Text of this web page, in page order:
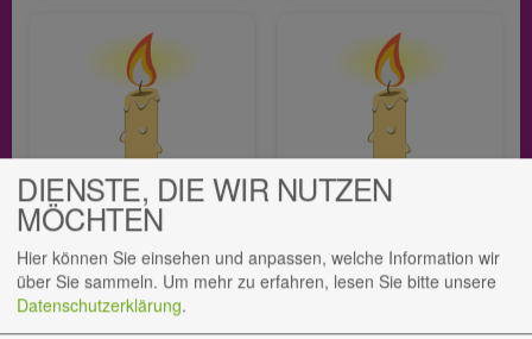
Carmen Kampmann Vera
DIENSTE, DIE WIR NUTZEN
MÖCHTEN
Hier können Sie einsehen und anpassen, welche Information wir
über Sie sammeln. Um mehr zu erfahren, lesen Sie bitte unsere
Datenschutzerklärung.